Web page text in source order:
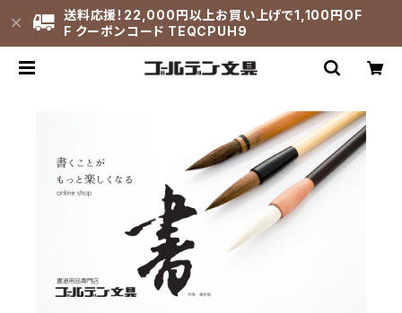
送料応援！22,000円以上お買い上げで1,100円OF
F クーポンコード TEQCPUH9